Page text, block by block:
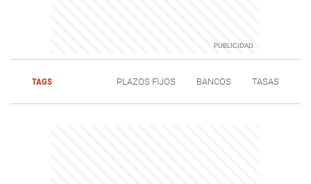
TAGS PLAZOS FIJOS BANCOS TASAS